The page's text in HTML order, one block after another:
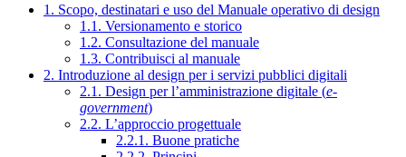
1. Scopo, destinatari e uso del Manuale operativo di design
1.1. Versionamento e storico
1.2. Consultazione del manuale
1.3. Contribuisci al manuale
2. Introduzione al design per i servizi pubblici digitali
2.1. Design per l’amministrazione digitale (e-
government)
2.2. L’approccio progettuale
2.2.1. Buone pratiche